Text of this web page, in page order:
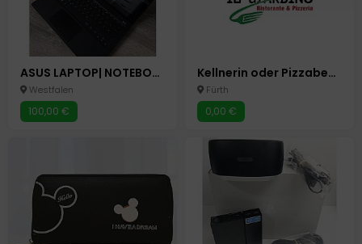
ASUS LAPTOP| NOTEBOOK
Westfalen
100,00 €
Kellnerin oder Pizzabecker
Fürth
0,00 €